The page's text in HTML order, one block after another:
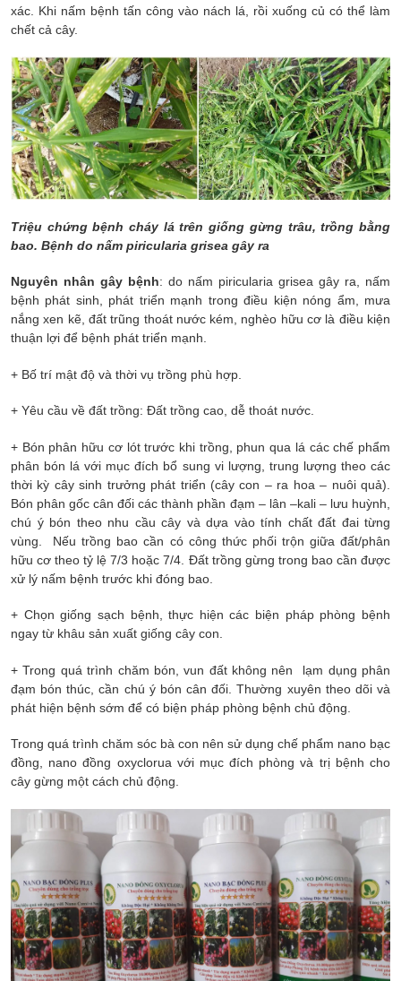
xác. Khi nấm bệnh tấn công vào nách lá, rồi xuống củ có thể làm
chết cả cây.
Triệu chứng bệnh cháy lá trên giống gừng trâu, trồng bằng
bao. Bệnh do nấm piricularia grisea gây ra
Nguyên nhân gây bệnh: do nấm piricularia grisea gây ra, nấm
bệnh phát sinh, phát triển mạnh trong điều kiện nóng ẩm, mưa
nắng xen kẽ, đất trũng thoát nước kém, nghèo hữu cơ là điều kiện
thuận lợi để bệnh phát triển mạnh.
+ Bố trí mật độ và thời vụ trồng phù hợp.
+ Yêu cầu về đất trồng: Đất trồng cao, dễ thoát nước.
+ Bón phân hữu cơ lót trước khi trồng, phun qua lá các chế phẩm
phân bón lá với mục đích bổ sung vi lượng, trung lượng theo các
thời kỳ cây sinh trưởng phát triển (cây con – ra hoa – nuôi quả).
Bón phân gốc cân đối các thành phần đạm – lân –kali – lưu huỳnh,
chú ý bón theo nhu cầu cây và dựa vào tính chất đất đai từng
vùng. Nếu trồng bao cần có công thức phối trộn giữa đất/phân
hữu cơ theo tỷ lệ 7/3 hoặc 7/4. Đất trồng gừng trong bao cần được
xử lý nấm bệnh trước khi đóng bao.
+ Chọn giống sạch bệnh, thực hiện các biện pháp phòng bệnh
ngay từ khâu sản xuất giống cây con.
+ Trong quá trình chăm bón, vun đất không nên lạm dụng phân
đạm bón thúc, cần chú ý bón cân đối. Thường xuyên theo dõi và
phát hiện bệnh sớm để có biện pháp phòng bệnh chủ động.
Trong quá trình chăm sóc bà con nên sử dụng chế phẩm nano bạc
đồng, nano đồng oxyclorua với mục đích phòng và trị bệnh cho
cây gừng một cách chủ động.